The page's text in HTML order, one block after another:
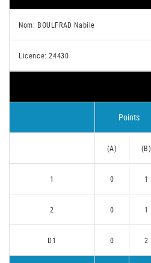
Nom: BOULFRAD Nabile
Licence: 24430
Points
(A) (B)
1 0 1
2 0 1
D1 0 2